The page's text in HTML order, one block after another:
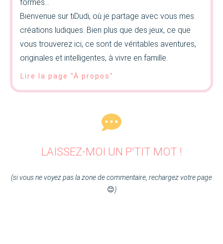
formes…
Bienvenue sur tiDudi, où je partage avec vous mes
créations ludiques. Bien plus que des jeux, ce que
vous trouverez ici, ce sont de véritables aventures,
originales et intelligentes, à vivre en famille.
Lire la page "À propos"
LAISSEZ-MOI UN P'TIT MOT !
(si vous ne voyez pas la zone de commentaire, rechargez votre page
😊)